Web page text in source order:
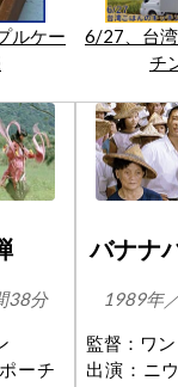
ルケー
6/27、台
チ
38分
ーチ
バナナ
1989年
監督：ワ
出演：ニ